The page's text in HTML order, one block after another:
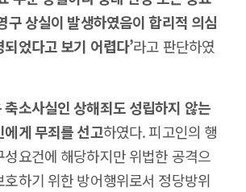
구 상실이 발생하였음이 합리적 의심
었다고 보기 어렵다’라고 판단하였
축소사실인 상해죄도 성립하지 않는
게 무죄를 선고하였다. 피고인의 행
요건에 해당하지만 위법한 공격으
하기 위한 방어행위로서 정당방위